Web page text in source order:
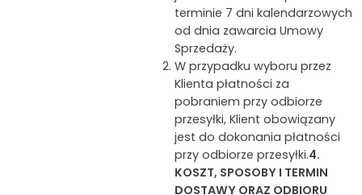
terminie 7 dni kalendarzowych
od dnia zawarcia Umowy
Sprzedaży.
W przypadku wyboru przez
Klienta płatności za
pobraniem przy odbiorze
przesyłki, Klient obowiązany
jest do dokonania płatności
przy odbiorze przesyłki.4.
KOSZT, SPOSOBY I TERMIN
DOSTAWY ORAZ ODBIORU